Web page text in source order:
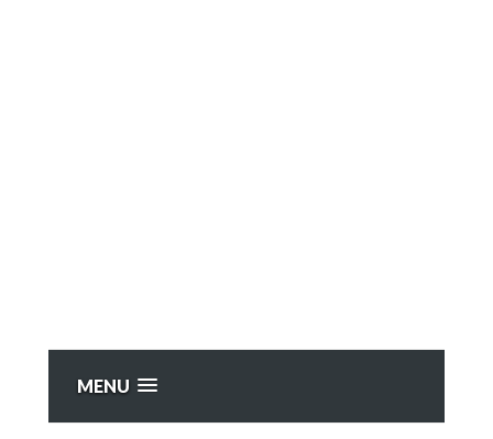
MENU